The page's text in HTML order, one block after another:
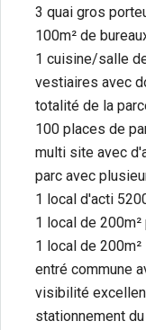
3 quai gros
100m² de
1 cuisine/salle
vestiaires avec
totalité de la
100 places de
multi site avec
parc avec
1 local d'acti
1 local de
1 local de 200m²
entré commune
visibilité
stationnement